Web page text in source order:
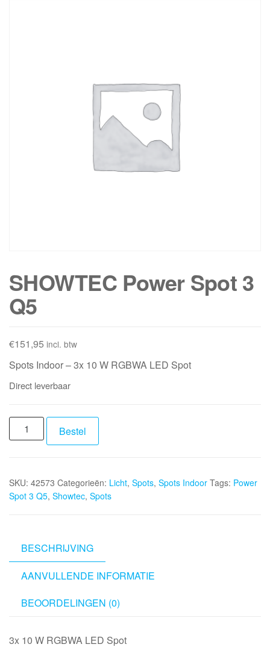
SHOWTEC Power Spot 3
Q5
€151,95 incl. btw
Spots Indoor – 3x 10 W RGBWA LED Spot
Direct leverbaar
SHOWTEC
Power
Q5
aantal
Bestel
SKU: 42573 Categorieën: Licht, Spots, Spots Indoor Tags: Power
Spot 3 Q5, Showtec, Spots
BESCHRIJVING
AANVULLENDE INFORMATIE
BEOORDELINGEN (0)
3x 10 W RGBWA LED Spot